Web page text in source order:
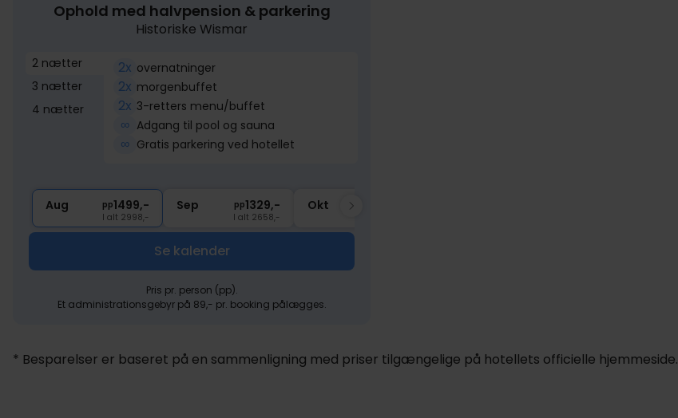
Ophold med halvpension & parkering
Historiske Wismar
2 nætter
3 nætter
4 nætter
2x overnatninger
2x morgenbuffet
2x 3-retters menu/buffet
∞ Adgang til pool og sauna
∞ Gratis parkering ved hotellet
Aug pp1499,-
I alt 2998,-
Sep pp1329,-
I alt 2658,-
Okt
Se kalender
Pris pr. person (pp).
Et administrationsgebyr på 89,- pr. booking pålægges.
* Besparelser er baseret på en sammenligning med priser tilgængelige på hotellets officielle hjemmeside.